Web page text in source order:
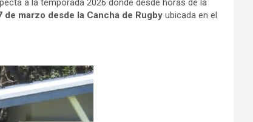
a la temporada 2026 donde desde horas de la
de marzo desde la Cancha de Rugby ubicada en el